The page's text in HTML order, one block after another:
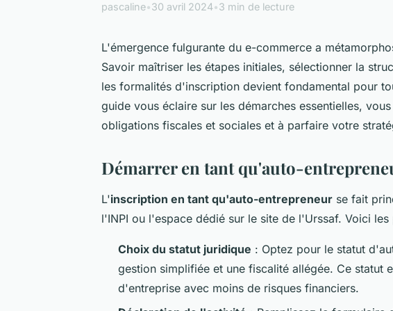
pascaline•30 avril 2024•3 min de lecture
L'émergence fulgurante du e-commerce a
Savoir maîtriser les étapes initiales, sélectionner la
les formalités d'inscription devient fondamental pour
guide vous éclaire sur les démarches essentielles,
obligations fiscales et sociales et à parfaire votre
Démarrer en tant qu'auto-
L'inscription en tant qu'auto-entrepreneur se fait
l'INPI ou l'espace dédié sur le site de l'Urssaf. Voici les
Choix du statut juridique : Optez pour le statut
gestion simplifiée et une fiscalité allégée. Ce statut
d'entreprise avec moins de risques financiers.